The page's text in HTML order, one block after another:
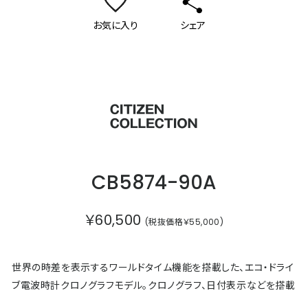
お気に入り シェア
CB5874-90A
￥60,500 (税抜価格￥55,000)
世界の時差を表示するワールドタイム機能を搭載した、エコ・ドライ
ブ電波時計クロノグラフモデル。クロノグラフ、日付表示などを搭載